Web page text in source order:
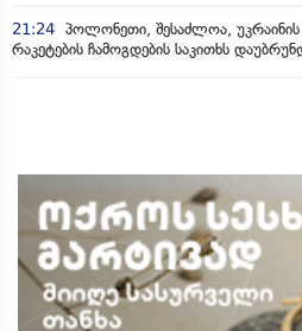
21:24 პოლონეთი, შესაძლოა,
რაკეტების ჩამოგდების საკითხს